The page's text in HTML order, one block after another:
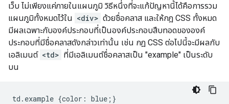
เว็บ ไม่เพียงแค่ภายในแผนภูมิ วิธีหนึ่งที่จะแก้ปัญหานี้ได้คือการรวม
แผนภูมิทั้งหมดไว้ใน <div> ด้วยชื่อคลาส และให้กฎ CSS ทั้งหมด
มีผลเฉพาะกับองค์ประกอบที่เป็นองค์ประกอบสืบทอดขององค์
ประกอบที่มีชื่อคลาสดังกล่าวเท่านั้น เช่น กฎ CSS ต่อไปนี้จะมีผลกับ
เอลิเมนต์ <td> ที่มีเอลิเมนต์ชื่อคลาสเป็น "example" เป็นระดับ
บน
td . example {color : blue ;}